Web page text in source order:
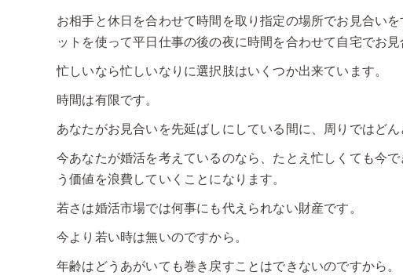
お相手と休日を合わせて時間を取り指定の場所でお見合い
ットを使って平日仕事の後の夜に時間を合わせて自宅でお
忙しいなら忙しいなりに選択肢はいくつか出来ています。
時間は有限です。
あなたがお見合いを先延ばしにしている間に、周りではどん
今あなたが婚活を考えているのなら、たとえ忙しくても今
う価値を浪費していくことになります。
若さは婚活市場では何事にも代えられない財産です。
今より若い時は無いのですから。
年齢はどうあがいても巻き戻すことはできないのですから。